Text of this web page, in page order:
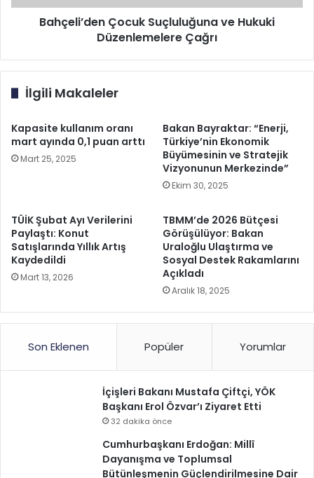
Bahçeli’den Çocuk Suçluluğuna ve Hukuki
Düzenlemelere Çağrı
İlgili Makaleler
Kapasite kullanım oranı
mart ayında 0,1 puan arttı
Mart 25, 2025
Bakan Bayraktar: “Enerji,
Türkiye’nin Ekonomik
Büyümesinin ve Stratejik
Vizyonunun Merkezinde”
Ekim 30, 2025
TÜİK Şubat Ayı Verilerini
Paylaştı: Konut
Satışlarında Yıllık Artış
Kaydedildi
Mart 13, 2026
TBMM’de 2026 Bütçesi
Görüşülüyor: Bakan
Uraloğlu Ulaştırma ve
Sosyal Destek Rakamlarını
Açıkladı
Aralık 18, 2025
Son Eklenen Popüler Yorumlar
İçişleri Bakanı Mustafa Çiftçi, YÖK
Başkanı Erol Özvar’ı Ziyaret Etti
32 dakika önce
Cumhurbaşkanı Erdoğan: Millî
Dayanışma ve Toplumsal
Bütünleşmenin Güçlendirilmesine Dair